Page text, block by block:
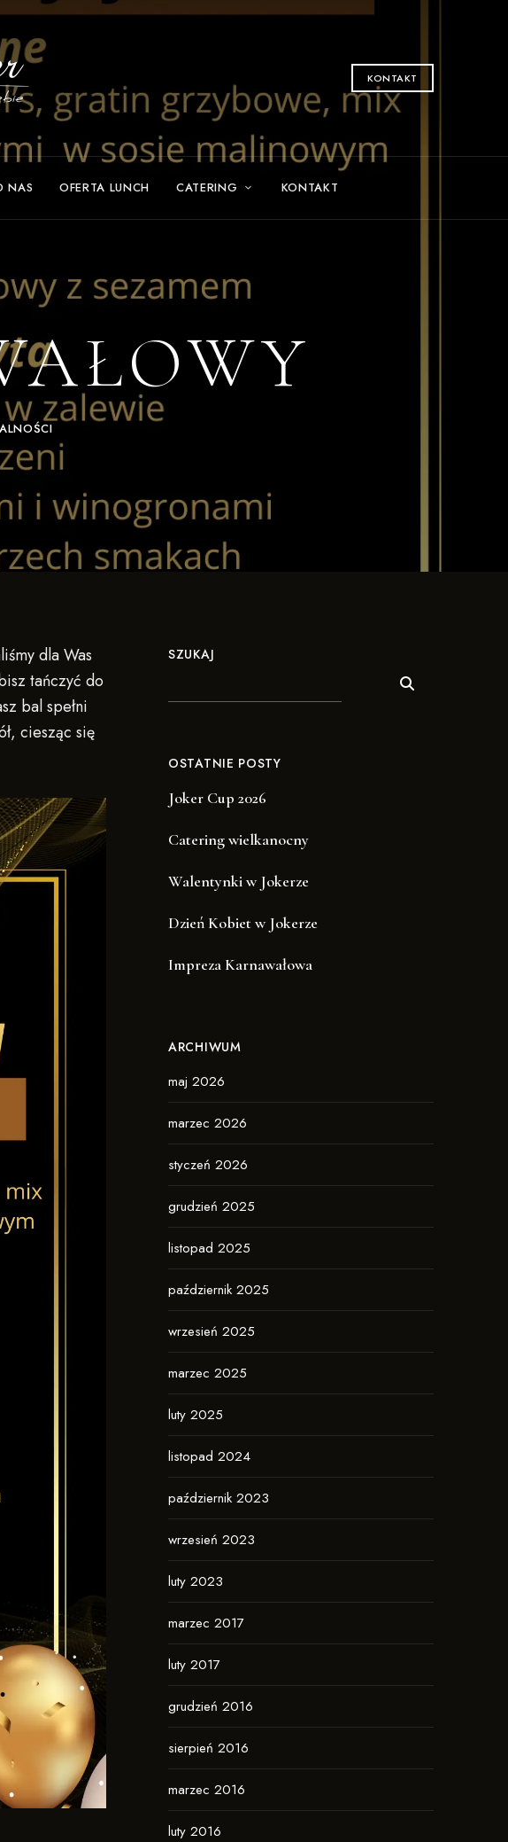
KONTAKT
NAS OFERTA LUNCH CATERING KONTAKT
dla Was
tańczyć do
bal spełni
ciesząc się
SZUKAJ
OSTATNIE POSTY
Joker Cup 2026
Catering wielkanocny
Walentynki w Jokerze
Dzień Kobiet w Jokerze
Impreza Karnawałowa
ARCHIWUM
maj 2026
marzec 2026
styczeń 2026
grudzień 2025
listopad 2025
październik 2025
wrzesień 2025
marzec 2025
luty 2025
listopad 2024
październik 2023
wrzesień 2023
luty 2023
marzec 2017
luty 2017
grudzień 2016
sierpień 2016
marzec 2016
luty 2016